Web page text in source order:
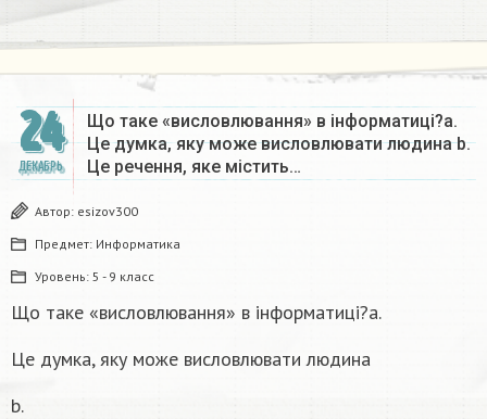
24
ДЕКАБРЬ
Що таке «висловлювання» в інформатиці?a.
Це думка, яку може висловлювати людина b.
Це речення, яке містить…
Автор: esizov300
Предмет: Информатика
Уровень: 5 - 9 класс
Що таке «висловлювання» в інформатиці?a.
Це думка, яку може висловлювати людина
b.